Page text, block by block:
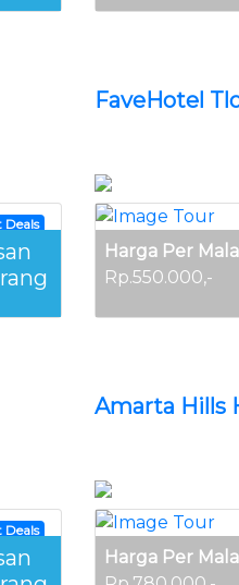
Deals
FaveHotel
Harga Per
Rp.550.000,-
Deals
Amarta Hills
Harga Per